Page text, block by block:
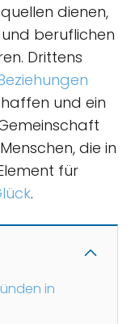
dienen,
beruflichen
Drittens
und ein
die in
für
.
in